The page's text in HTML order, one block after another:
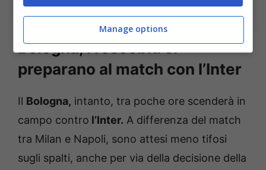
Bakhsh/Getty Images Via One Football)
Bologna, i rossoblù si
preparano al match con l’Inter
Il Bologna, intanto, tra poche ore scenderà in
campo contro l’Inter. A differenza del match
tra Milan e Napoli, sono attesi meno tifosi
sugli spalti, anche per via della decisione della
Manage options